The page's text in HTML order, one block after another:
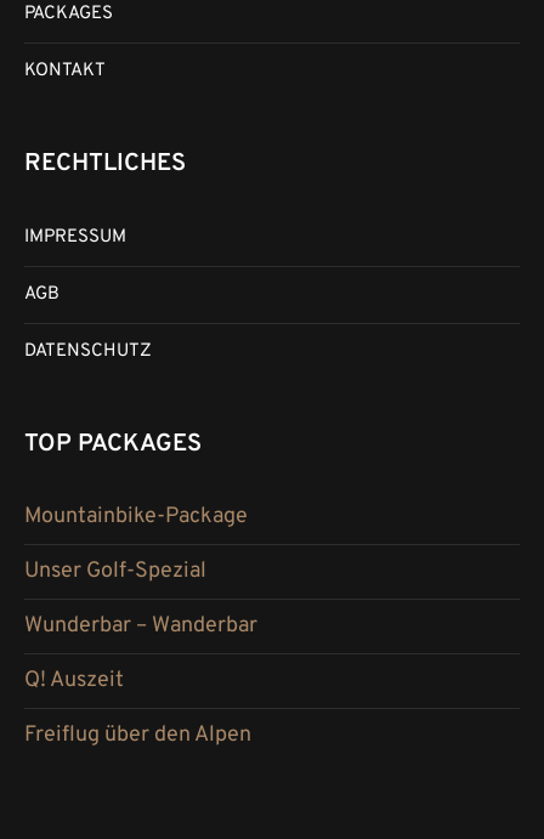
PACKAGES
KONTAKT
RECHTLICHES
IMPRESSUM
AGB
DATENSCHUTZ
TOP PACKAGES
Mountainbike-Package
Unser Golf-Spezial
Wunderbar – Wanderbar
Q! Auszeit
Freiflug über den Alpen